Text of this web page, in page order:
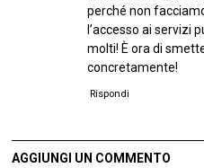
perché non
l’accesso ai servizi
molti! È ora di
concretamente!
Rispondi
AGGIUNGI UN COMMENTO